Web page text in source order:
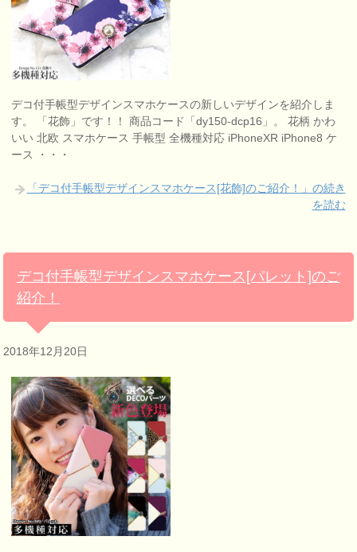
デコ付手帳型デザインスマホケースの新しいデザインを紹介しま
す。 「花飾」です！！ 商品コード「dy150-dcp16」。 花柄 かわ
いい 北欧 スマホケース 手帳型 全機種対応 iPhoneXR iPhone8 ケ
ース ・・・
「デコ付手帳型デザインスマホケース[花飾]のご紹介！」の続き
を読む
デコ付手帳型デザインスマホケース[パレット]のご
紹介！
2018年12月20日